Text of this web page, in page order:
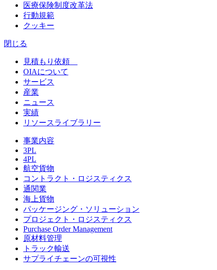
医療保険制度改革法
行動規範
クッキー
閉じる
見積もり依頼
OIAについて
サービス
産業
ニュース
実績
リソースライブラリー
事業内容
3PL
4PL
航空貨物
コントラクト・ロジスティクス
通関業
海上貨物
パッケージング・ソリューション
プロジェクト・ロジスティクス
Purchase Order Management
原材料管理
トラック輸送
サプライチェーンの可視性